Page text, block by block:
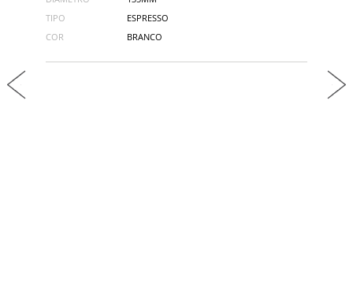
TIPO
ESPRESSO
COR
BRANCO